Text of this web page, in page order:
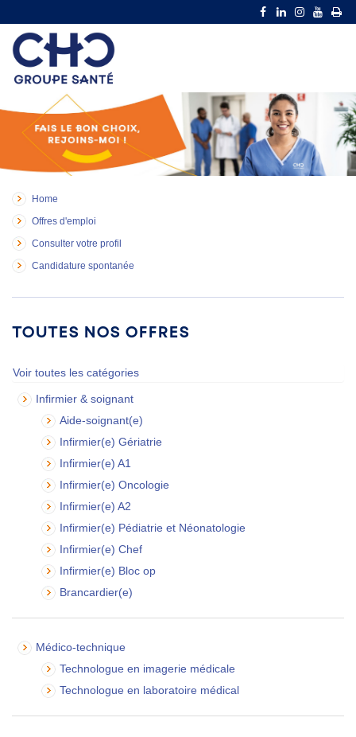
Home
Offres d'emploi
Consulter votre profil
Candidature spontanée
Toutes nos offres
Voir toutes les catégories
Infirmier & soignant
Aide-soignant(e)
Infirmier(e) Gériatrie
Infirmier(e) A1
Infirmier(e) Oncologie
Infirmier(e) A2
Infirmier(e) Pédiatrie et Néonatologie
Infirmier(e) Chef
Infirmier(e) Bloc op
Brancardier(e)
Médico-technique
Technologue en imagerie médicale
Technologue en laboratoire médical